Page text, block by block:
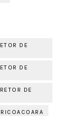
DE
DE
DE